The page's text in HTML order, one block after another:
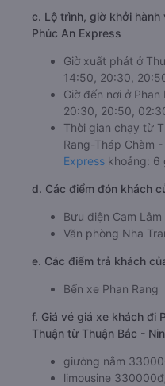
c. Lộ trình, giờ khởi
Phúc An Express
Giờ xuất phát ở
14:50, 20:30,
Giờ đến nơi ở
20:30, 20:50,
Thời gian chạy từ
Rang-Tháp Chàm
Express khoảng: 6
d. Các điểm đón khách
Bưu điện Cam Lâm
Văn phòng Nha
e. Các điểm trả khách
Bến xe Phan Rang
f. Giá vé giá xe khách đi
Thuận từ Thuận Bắc -
giường nằm
limousine